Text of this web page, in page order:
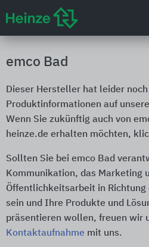
emco Bad
Dieser Hersteller hat leider
Produktinformationen auf
Wenn Sie zukünftig auch von
heinze.de erhalten möchten,
Sollten Sie bei emco Bad
Kommunikation, das Marketing
Öffentlichkeitsarbeit in Richtung
sein und Ihre Produkte und
präsentieren wollen, freuen wir
Kontaktaufnahme mit uns.